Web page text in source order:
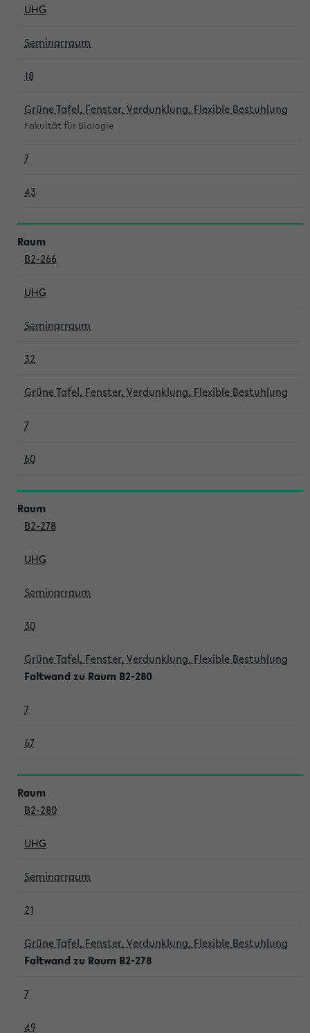
UHG
Seminarraum
18
Grüne Tafel, Fenster, Verdunklung, Flexible Bestuhlung
Fakultät für Biologie
7
43
B2-266
UHG
Seminarraum
32
Grüne Tafel, Fenster, Verdunklung, Flexible Bestuhlung
7
60
B2-278
UHG
Seminarraum
30
Grüne Tafel, Fenster, Verdunklung, Flexible Bestuhlung
Faltwand zu Raum B2-280
7
67
B2-280
UHG
Seminarraum
21
Grüne Tafel, Fenster, Verdunklung, Flexible Bestuhlung
Faltwand zu Raum B2-278
7
49